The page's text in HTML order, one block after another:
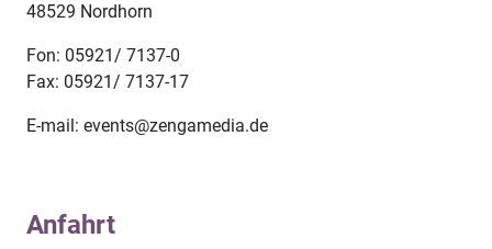
48529 Nordhorn
Fon: 05921/ 7137-0
Fax: 05921/ 7137-17
E-mail: events@zengamedia.de
Anfahrt